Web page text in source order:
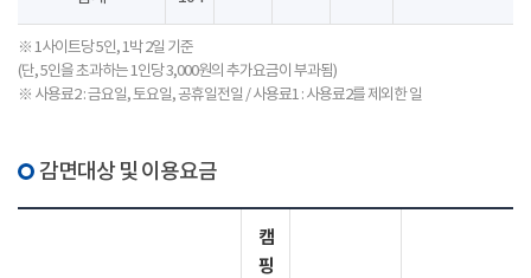
※ 1사이트당 5인, 1박 2일 기준
(단, 5인을 초과하는 1인당 3,000원의 추가요금이 부과됨)
※ 사용료2 : 금요일, 토요일, 공휴일전일 / 사용료1 : 사용료2를 제외한 일
감면대상 및 이용요금
캠
핑